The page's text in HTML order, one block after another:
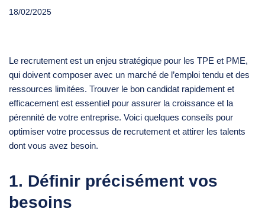
18/02/2025
Le recrutement est un enjeu stratégique pour les TPE et PME,
qui doivent composer avec un marché de l’emploi tendu et des
ressources limitées. Trouver le bon candidat rapidement et
efficacement est essentiel pour assurer la croissance et la
pérennité de votre entreprise. Voici quelques conseils pour
optimiser votre processus de recrutement et attirer les talents
dont vous avez besoin.
1. Définir précisément vos
besoins